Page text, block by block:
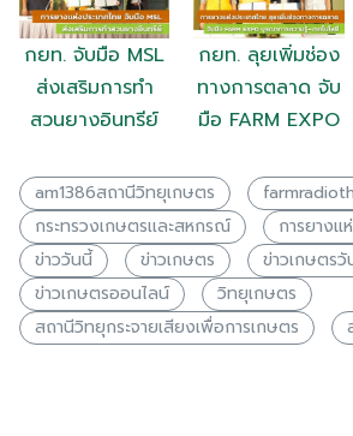
กยท. จับมือ MSL
ส่งเสริมการทำ
สวนยางอินทรีย์
กยท. ลุยเพิ่มช่อง
ทางการตลาด จับ
มือ FARM EXPO
am1386สถานีวิทยุเกษตร
farmradioth
กระทรวงเกษตรเเละสหกรณ์
การยางแ
ข่าววันนี้
ข่าวเกษตร
ข่าวเกษตร
ข่าวเกษตรออนไลน์
วิทยุเกษตร
สถานีวิทยุกระจายเสียงเพื่อการเกษตร